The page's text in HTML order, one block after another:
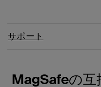
サポート
MagSafeの互